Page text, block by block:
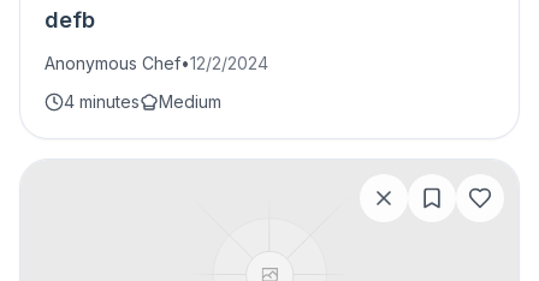
defb
Anonymous Chef•12/2/2024
4 minutes
Medium